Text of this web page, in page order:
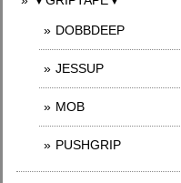
DOBBDEEP
JESSUP
MOB
PUSHGRIP